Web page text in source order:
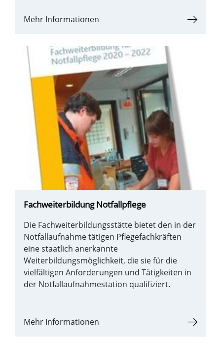
Mehr Informationen
Fachweiterbildung Notfallpflege
Die Fachweiterbildungsstätte bietet den in der
Notfallaufnahme tätigen Pflegefachkräften
eine staatlich anerkannte
Weiterbildungsmöglichkeit, die sie für die
vielfältigen Anforderungen und Tätigkeiten in
der Notfallaufnahmestation qualifiziert.
Mehr Informationen